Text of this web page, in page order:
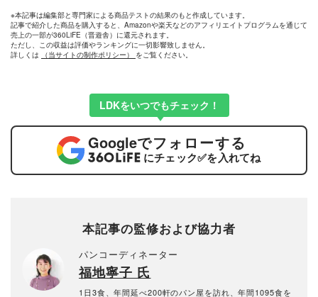
※本記事は編集部と専門家による商品テストの結果のもと作成しています。
記事で紹介した商品を購入すると、Amazonや楽天などのアフィリエイトプログラムを通じて
売上の一部が360LiFE（晋遊舎）に還元されます。
ただし、この収益は評価やランキングに一切影響致しません。
詳しくは
（当サイトの制作ポリシー） をご覧ください。
LDKをいつでもチェック！
Googleでフォローする
にチェック✅を入れてね
本記事の監修および協力者
パンコーディネーター
福地寧子 氏
1日3食、年間延べ200軒のパン屋を訪れ、年間1095食を